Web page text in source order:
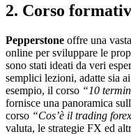
2. Corso
Pepperstone offre una
online per sviluppare le
sono stati ideati da veri
semplici lezioni, adatte sia
esempio, il corso “10
fornisce una panoramica
corso “Cos’è il trading
valuta, le strategie FX ed